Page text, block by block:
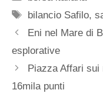
Tag
bilancio Safilo,
Eni nel Mare di
esplorative
Piazza Affari sui
16mila punti